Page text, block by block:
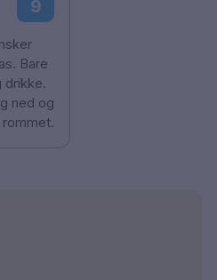
9
Bare
drikke.
ned og